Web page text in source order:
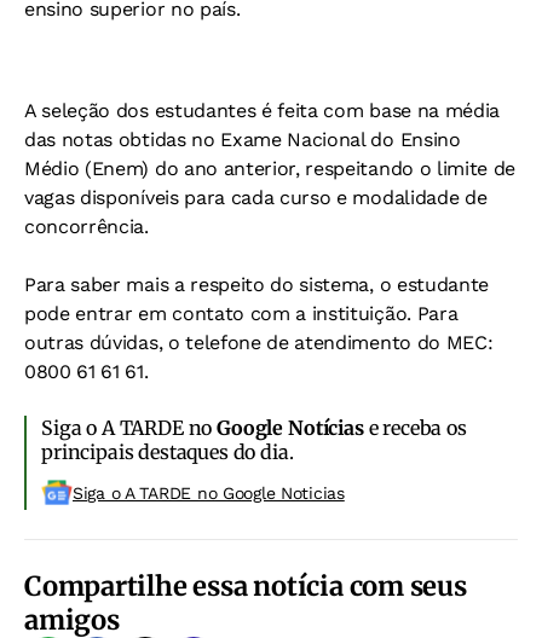
ensino superior no país.
A seleção dos estudantes é feita com base na média
das notas obtidas no Exame Nacional do Ensino
Médio (Enem) do ano anterior, respeitando o limite de
vagas disponíveis para cada curso e modalidade de
concorrência.
Para saber mais a respeito do sistema, o estudante
pode entrar em contato com a instituição. Para
outras dúvidas, o telefone de atendimento do MEC:
0800 61 61 61.
Siga o A TARDE noGoogle Notíciase receba os
principais destaques do dia.
Siga o A TARDE no Google Noticias
Compartilhe essa notícia com seus
amigos